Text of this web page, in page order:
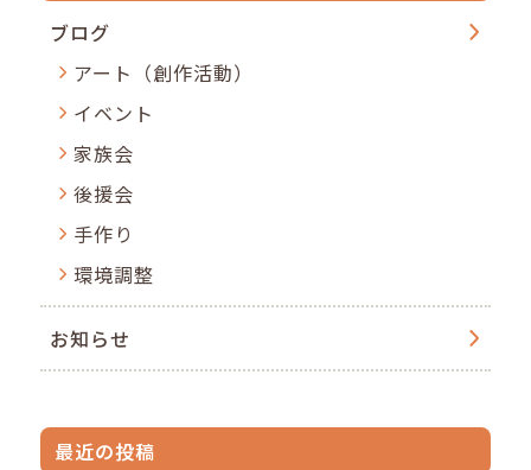
ブログ
アート（創作活動）
イベント
家族会
後援会
手作り
環境調整
お知らせ
最近の投稿